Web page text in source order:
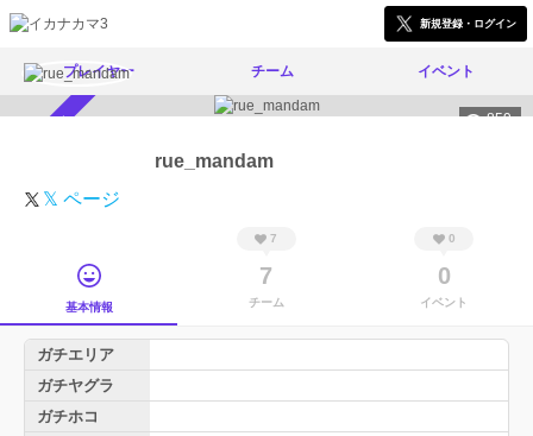
新規登録・ログイン
プレイヤー チーム イベント
859
rue_mandam
𝕏 ページ
基本情報
7
7
チーム
0
0
イベント
ガチエリア
ガチヤグラ
ガチホコ